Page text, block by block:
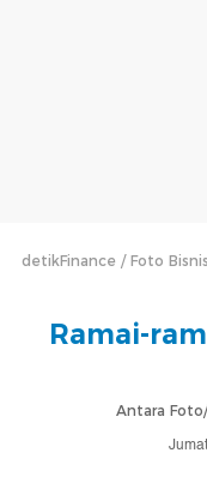
detikFinance Foto Bisnis
Ramai-
Antara